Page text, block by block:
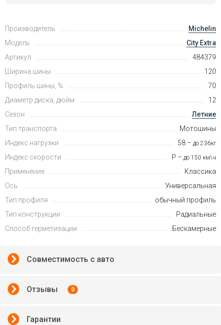
Производитель
Michelin
Модель
City Extra
Артикул
484379
Ширина шины
120
Профиль шины, %
70
Диаметр диска, дюйм
12
Сезон
Летние
Тип транспорта
Мотошины
Индекс нагрузки
58 – до 236кг
Индекс скорости P – до 150 км\ч
Применение
Классика
Ось
Универсальная
Тип профиля
обычный профиль
Тип конструкции
Радиальные
Способ герметизации
Бескамерные
Совместимость с авто
Отзывы 0
Гарантии